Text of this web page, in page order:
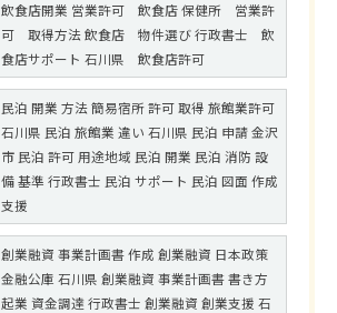
飲食店開業 営業許可 飲食店 保健所 営業許
可 取得方法 飲食店 物件選び 行政書士 飲
食店サポート 石川県 飲食店許可
民泊 開業 方法 簡易宿所 許可 取得 旅館業許可
石川県 民泊 旅館業 違い 石川県 民泊 申請 金沢
市 民泊 許可 用途地域 民泊 開業 民泊 消防 設
備 基準 行政書士 民泊 サポート 民泊 図面 作成
支援
創業融資 事業計画書 作成 創業融資 日本政策
金融公庫 石川県 創業融資 事業計画書 書き方
起業 資金調達 行政書士 創業融資 創業支援 石